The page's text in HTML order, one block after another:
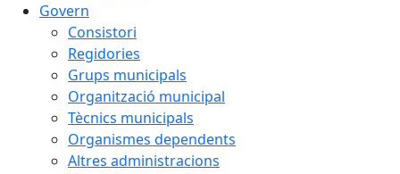
Govern
Consistori
Regidories
Grups municipals
Organització municipal
Tècnics municipals
Organismes dependents
Altres administracions